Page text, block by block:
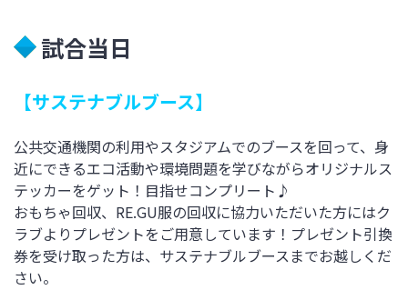
試合当日
【サステナブルブース】
公共交通機関の利用やスタジアムでのブースを回って、身
近にできるエコ活動や環境問題を学びながらオリジナルス
テッカーをゲット！目指せコンプリート♪
おもちゃ回収、RE.GU服の回収に協力いただいた方にはク
ラブよりプレゼントをご用意しています！プレゼント引換
券を受け取った方は、サステナブルブースまでお越しくだ
さい。